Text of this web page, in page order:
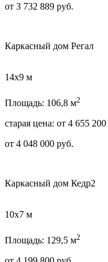
от 3 732 889 руб.
Каркасный дом Регал
14х9 м
Площадь: 106,8 м2
старая цена: от 4 655 200
от 4 048 000 руб.
Каркасный дом Кедр2
10х7 м
Площадь: 129,5 м2